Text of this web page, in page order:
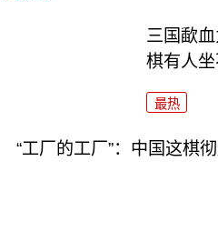
三国歃
棋有人坐
最热
“工厂的工厂”：中国这棋